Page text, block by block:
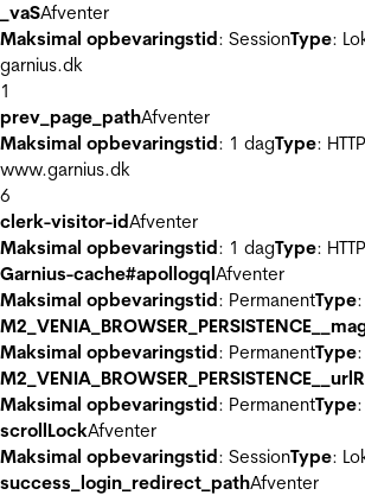
_vaSAfventer
Maksimal opbevaringstid: SessionType:
garnius.dk
1
prev_page_pathAfventer
Maksimal opbevaringstid: 1 dagType:
www.garnius.dk
6
clerk-visitor-idAfventer
Maksimal opbevaringstid: 1 dagType:
Garnius-cache#apollogqlAfventer
Maksimal opbevaringstid: PermanentType
Maksimal opbevaringstid: PermanentType
Maksimal opbevaringstid: PermanentType
scrollLockAfventer
Maksimal opbevaringstid: SessionType:
success_login_redirect_pathAfventer